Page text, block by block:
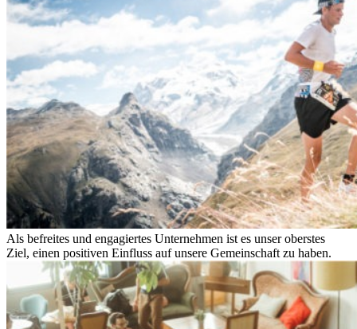
Als befreites und engagiertes Unternehmen ist es unser oberstes
Ziel, einen positiven Einfluss auf unsere Gemeinschaft zu haben.